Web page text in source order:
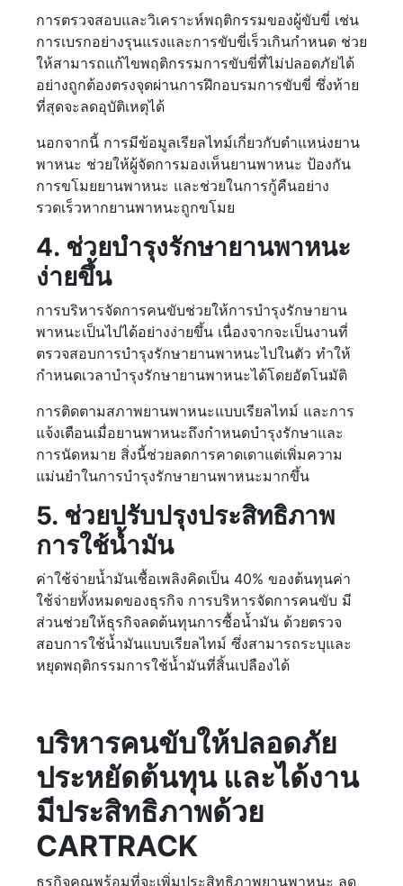
การตรวจสอบและวิเคราะห์พฤติกรรมของผู้ขับขี่ เช่น
การเบรกอย่างรุนแรงและการขับขี่เร็วเกินกำหนด ช่วย
ให้สามารถแก้ไขพฤติกรรมการขับขี่ที่ไม่ปลอดภัยได้
อย่างถูกต้องตรงจุดผ่านการฝึกอบรมการขับขี่ ซึ่งท้าย
ที่สุดจะลดอุบัติเหตุได้
นอกจากนี้ การมีข้อมูลเรียลไทม์เกี่ยวกับตำแหน่งยาน
พาหนะ ช่วยให้ผู้จัดการมองเห็นยานพาหนะ ป้องกัน
การขโมยยานพาหนะ และช่วยในการกู้คืนอย่าง
รวดเร็วหากยานพาหนะถูกขโมย
4. ช่วยบำรุงรักษายานพาหนะ
ง่ายขึ้น
การบริหารจัดการคนขับช่วยให้การบำรุงรักษายาน
พาหนะเป็นไปได้อย่างง่ายขึ้น เนื่องจากจะเป็นงานที่
ตรวจสอบการบำรุงรักษายานพาหนะไปในตัว ทำให้
กำหนดเวลาบำรุงรักษายานพาหนะได้โดยอัตโนมัติ
การติดตามสภาพยานพาหนะแบบเรียลไทม์ และการ
แจ้งเตือนเมื่อยานพาหนะถึงกำหนดบำรุงรักษาและ
การนัดหมาย สิ่งนี้ช่วยลดการคาดเดาแต่เพิ่มความ
แม่นยำในการบำรุงรักษายานพาหนะมากขึ้น
5. ช่วยปรับปรุงประสิทธิภาพ
การใช้น้ำมัน
ค่าใช้จ่ายน้ำมันเชื้อเพลิงคิดเป็น 40% ของต้นทุนค่า
ใช้จ่ายทั้งหมดของธุรกิจ การบริหารจัดการคนขับ มี
ส่วนช่วยให้ธุรกิจลดต้นทุนการซื้อน้ำมัน ด้วยตรวจ
สอบการใช้น้ำมันแบบเรียลไทม์ ซึ่งสามารถระบุและ
หยุดพฤติกรรมการใช้น้ำมันที่สิ้นเปลืองได้
บริหารคนขับให้ปลอดภัย
ประหยัดต้นทุน และได้งาน
มีประสิทธิภาพด้วย
CARTRACK
ธุรกิจคุณพร้อมที่จะเพิ่มประสิทธิภาพยานพาหนะ ลด